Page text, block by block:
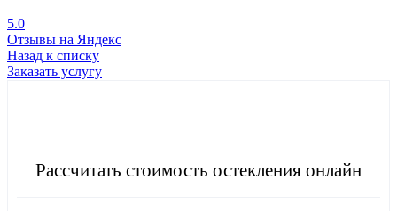
5.0
Отзывы на Яндекс
Назад к списку
Заказать услугу
Рассчитать стоимость остекления онлайн